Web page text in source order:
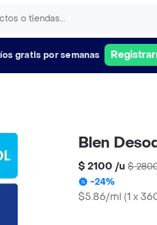
gratis por semanas
Blen
$ 2100 /u $
-24%
$5.86/ml (1 x